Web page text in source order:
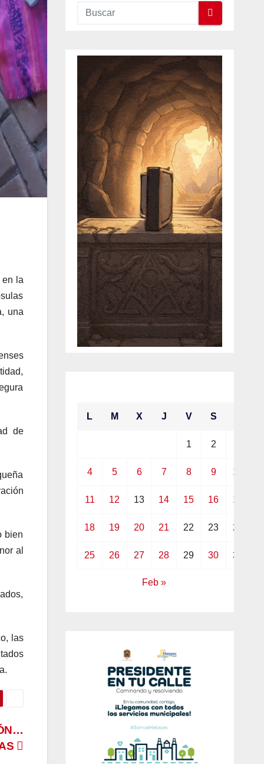
en la
una
de
bien
al
las
L M X J V S
1 2
4 5 6 7 8 9 10
11 12 13 14 15 16 17
18 19 20 21 22 23 24
25 26 27 28 29 30 31
Feb »